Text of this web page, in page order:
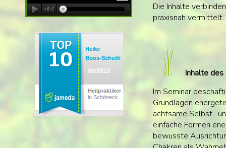
Die Inhalte
praxisnah vermittelt.
Inhalte des
Im Seminar
Grundlagen
achtsame Selbst-
einfache Formen
bewusste